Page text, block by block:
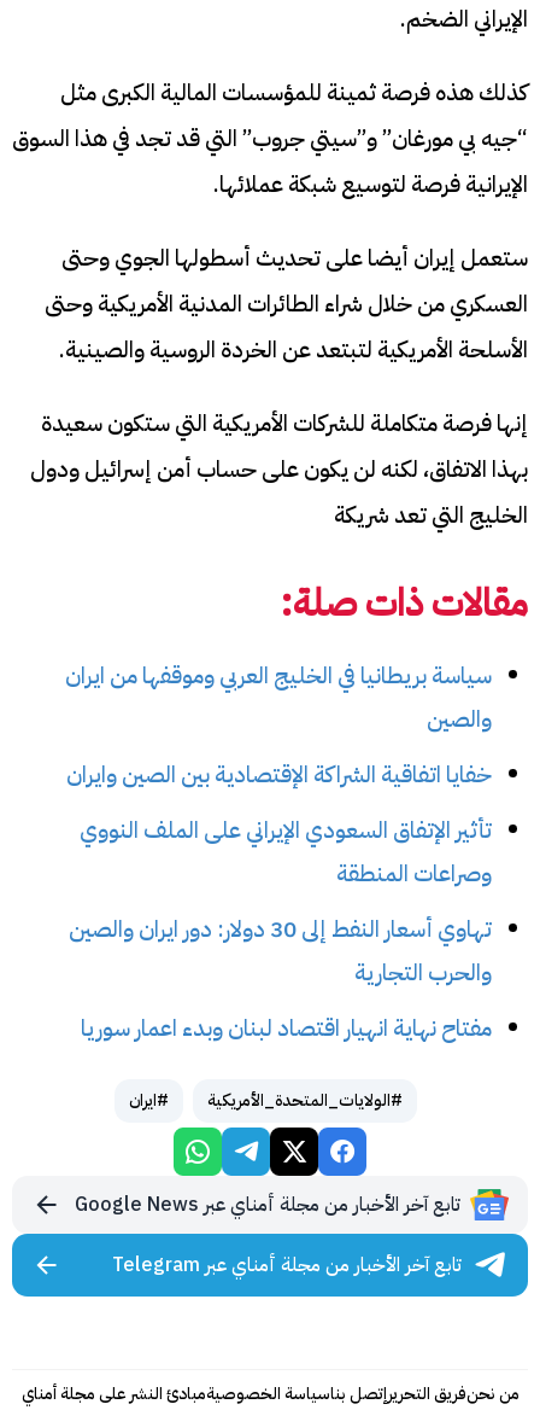
الإيراني الضخم.
كذلك هذه فرصة ثمينة للمؤسسات المالية الكبرى مثل
“جيه بي مورغان” و”سيتي جروب” التي قد تجد في هذا السوق
الإيرانية فرصة لتوسيع شبكة عملائها.
ستعمل إيران أيضا على تحديث أسطولها الجوي وحتى
العسكري من خلال شراء الطائرات المدنية الأمريكية وحتى
الأسلحة الأمريكية لتبتعد عن الخردة الروسية والصينية.
إنها فرصة متكاملة للشركات الأمريكية التي ستكون سعيدة
بهذا الاتفاق، لكنه لن يكون على حساب أمن إسرائيل ودول
الخليج التي تعد شريكة
مقالات ذات صلة:
سياسة بريطانيا في الخليج العربي وموقفها من ايران
والصين
خفايا اتفاقية الشراكة الإقتصادية بين الصين وايران
تأثير الإتفاق السعودي الإيراني على الملف النووي
وصراعات المنطقة
تهاوي أسعار النفط إلى 30 دولار: دور ايران والصين
والحرب التجارية
مفتاح نهاية انهيار اقتصاد لبنان وبدء اعمار سوريا
#الولايات_المتحدة_الأمريكية #ايران
تابع آخر الأخبار من مجلة أمناي عبر Google News
تابع آخر الأخبار من مجلة أمناي عبر Telegram
من نحنفريق التحريرإتصل بناسياسة الخصوصيةمبادئ النشر على مجلة أمناي